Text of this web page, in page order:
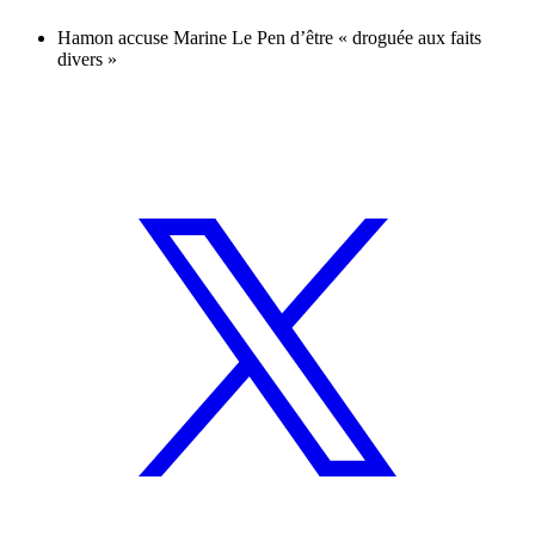
Hamon accuse Marine Le Pen d’être « droguée aux faits
divers »